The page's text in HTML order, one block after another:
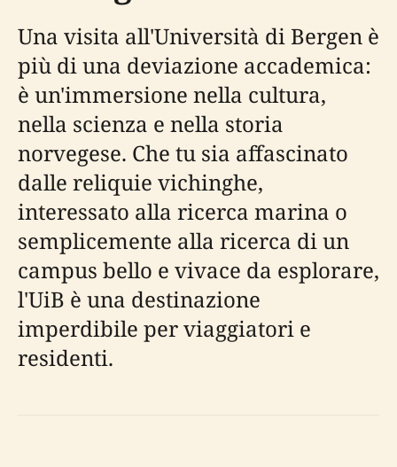
Una visita all'Università di Bergen è
più di una deviazione accademica:
è un'immersione nella cultura,
nella scienza e nella storia
norvegese. Che tu sia affascinato
dalle reliquie vichinghe,
interessato alla ricerca marina o
semplicemente alla ricerca di un
campus bello e vivace da esplorare,
l'UiB è una destinazione
imperdibile per viaggiatori e
residenti.